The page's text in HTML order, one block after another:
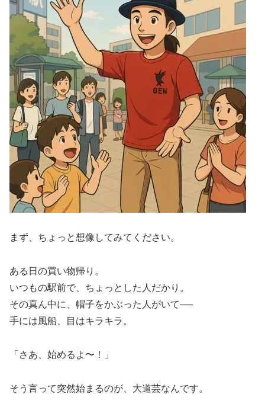
まず、ちょっと想像してみてください。
ある日の買い物帰り。
いつもの駅前で、ちょっとした人だかり。
その真ん中に、帽子をかぶった人がいて──
手には風船、目はキラキラ。
「さあ、始めるよ〜！」
そう言って突然始まるのが、大道芸なんです。